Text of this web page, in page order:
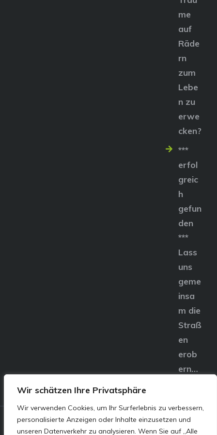
Wir schätzen Ihre Privatsphäre
Wir verwenden Cookies, um Ihr Surferlebnis zu verbessern,
personalisierte Anzeigen oder Inhalte einzusetzen und
unseren Datenverkehr zu analysieren. Wenn Sie auf „Alle
me
auf
Räde
rn
zum
Lebe
n zu
erwe
cken?
***
erfol
greic
h
gefun
den
***
Lass
uns
geme
insa
m die
Straß
en
erob
ern…
© E&S Motors GmbH,